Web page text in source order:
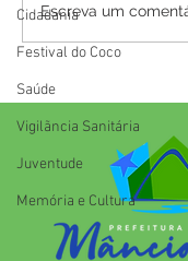
Cidadania
Festival do Coco
Saúde
Vigilãncia Sanitária
Juventude
Memória e Cultura
Festival Atsa
2026 tem
a resistência, a
fortalecimento
indígena
Escreva um